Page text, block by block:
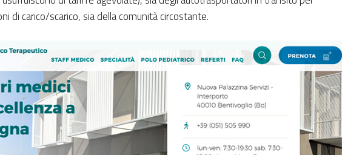
di carico/scarico, sia della comunità circostante.